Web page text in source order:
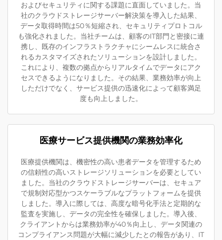
およびセキュリティに関する課題に直面していました。当
社のクラウドストレージサーバー解決策を導入した結果、
データ取得時間は50％短縮され、セキュリティプロトコル
も強化されました。当社チームは、顧客のIT部門と密接に連
携し、既存のインフラストラクチャにシームレスに統合さ
れるカスタマイズされたソリューションを設計しました。
これにより、複数の拠点からリアルタイムでデータにアク
セスできるようになりました。その結果、業務効率が向上
しただけでなく、サービス提供の迅速化によって顧客満足
度も向上しました。
医療サービス提供機関の業務効率化
医療提供機関は、機密性の高い患者データを管理するため
の信頼性の高いストレージソリューションを必要としてい
ました。当社のクラウドストレージサーバーは、セキュア
で規制対応型かつスケーラブルなプラットフォームを提供
しました。導入に際しては、高度な暗号化手法と定期的な
監査を実施し、データの完全性を確保しました。導入後、
クライアントからは業務効率が40％向上し、データ関連の
コンプライアンス問題が大幅に減少したとの報告があり、IT